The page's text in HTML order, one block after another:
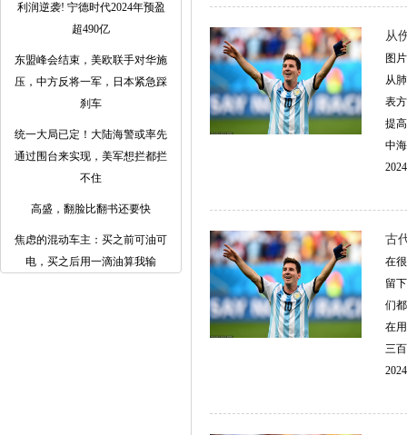
利润逆袭! 宁德时代2024年预盈
超490亿
东盟峰会结束，美欧联手对华施
压，中方反将一军，日本紧急踩
刹车
统一大局已定！大陆海警或率先
通过围台来实现，美军想拦都拦
不住
高盛，翻脸比翻书还要快
焦虑的混动车主：买之前可油可
电，买之后用一滴油算我输
从
图
从
表
提
中
古
在
留
们
在
三